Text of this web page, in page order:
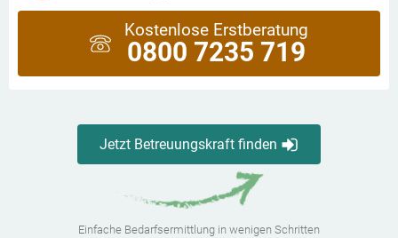
Kostenlose Erstberatung
0800 7235 719
Jetzt Betreuungskraft finden
Einfache Bedarfsermittlung in wenigen Schritten